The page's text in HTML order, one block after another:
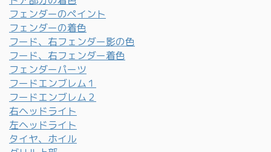
フェンダーのペイント
フェンダーの着色
フード、右フェンダー影の色
フード、右フェンダー着色
フェンダーパーツ
フードエンブレム１
フードエンブレム２
右ヘッドライト
左ヘッドライト
タイヤ、ホイル